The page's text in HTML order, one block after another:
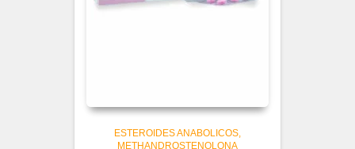
ESTEROIDES ANABOLICOS
METHANDROSTENOLONA